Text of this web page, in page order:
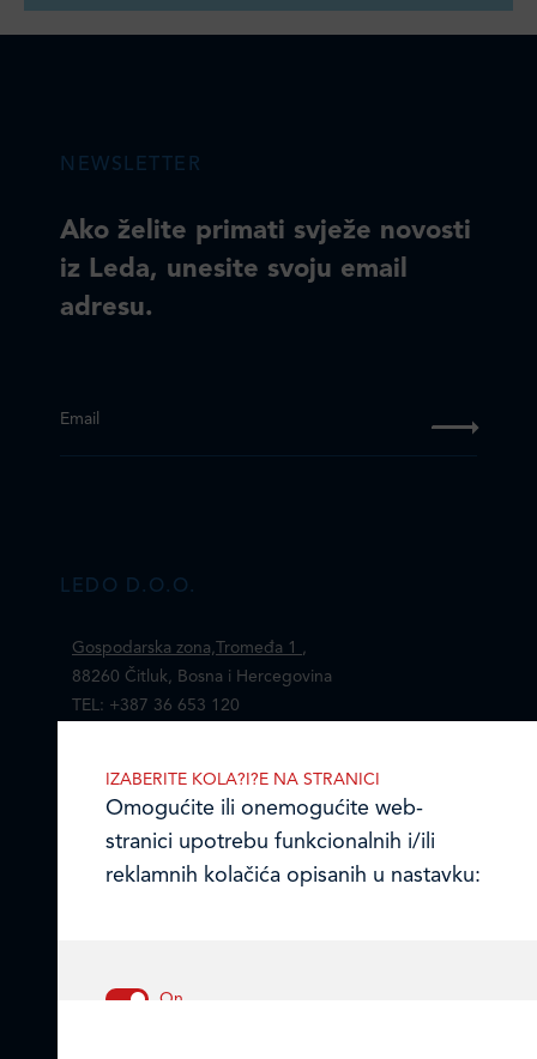
NEWSLETTER
Ako želite primati svježe novosti
iz Leda, unesite svoju email
adresu.
Email
LEDO D.O.O.
Gospodarska zona,Tromeđa 1 ,
88260 Čitluk, Bosna i Hercegovina
TEL: +387 36 653 120
LEDO d.o.o. Čitluk
Obavijest o Privatnosti i Kolačići
IZABERITE KOLA?I?E NA STRANICI
Omogućite ili onemogućite web-
stranici upotrebu funkcionalnih i/ili
reklamnih kolačića opisanih u nastavku: